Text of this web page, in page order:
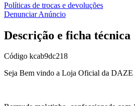
Políticas de trocas e devoluções
Denunciar Anúncio
Descrição e ficha técnica
Código kcab9dc218
Seja Bem vindo a Loja Oficial da